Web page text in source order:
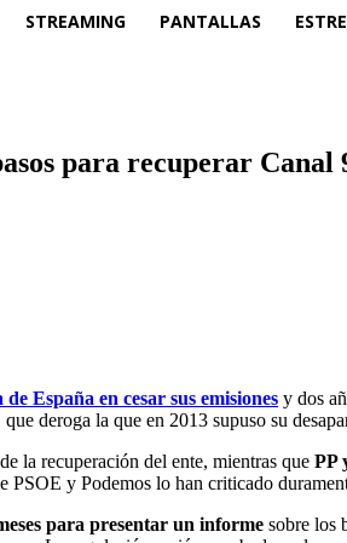
STREAMING PANTALLAS
para recuperar Canal
España en cesar sus emisiones y dos
deroga la que en 2013 supuso su
la recuperación del ente, mientras que PP
PSOE y Podemos lo han criticado
para presentar un informe sobre los